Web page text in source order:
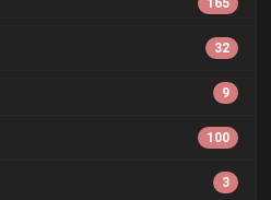
165
32
9
100
3